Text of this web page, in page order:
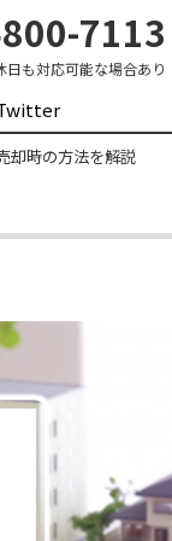
7113
も対応可能な場合あり
却時の方法を解説